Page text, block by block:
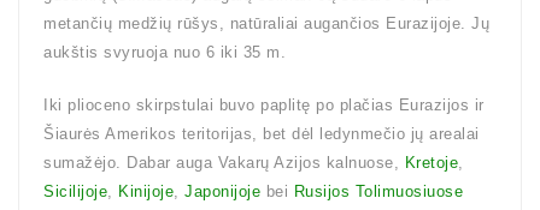
metančių medžių rūšys, natūraliai augančios Eurazijoje. Jų
aukštis svyruoja nuo 6 iki 35 m.
Iki plioceno skirpstulai buvo paplitę po plačias Eurazijos ir
Šiaurės Amerikos teritorijas, bet dėl ledynmečio jų arealai
sumažėjo. Dabar auga Vakarų Azijos kalnuose, Kretoje,
Sicilijoje, Kinijoje, Japonijoje bei Rusijos Tolimuosiuose